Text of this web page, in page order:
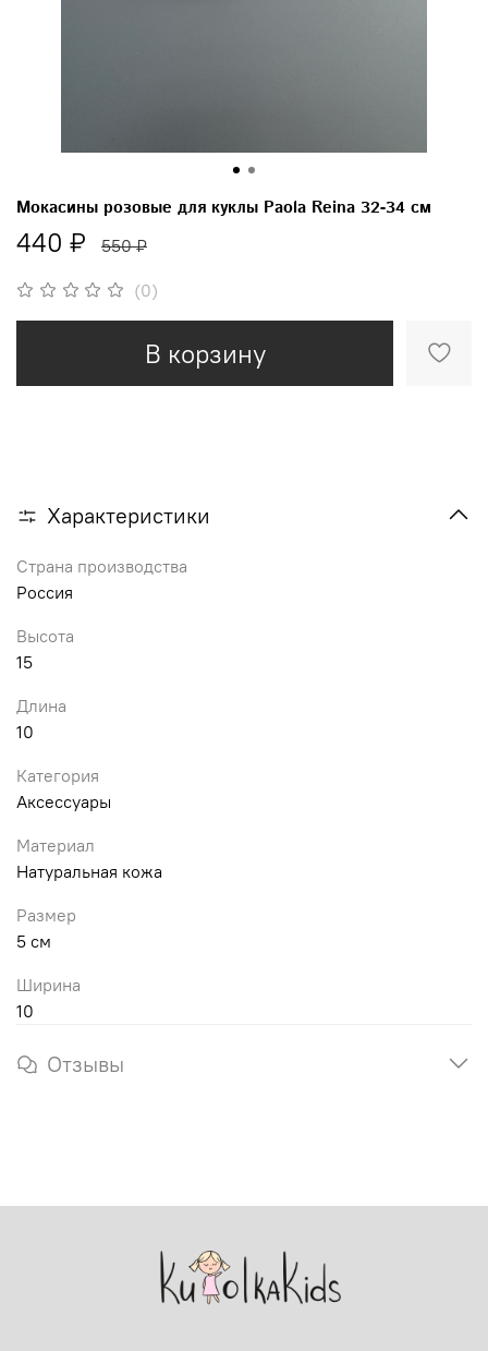
(0)
Мокасины розовые для куклы Paola Reina 32-34 см
440 ₽ 550 ₽
В корзину
Характеристики
Страна производства
Россия
Высота
15
Длина
10
Категория
Аксессуары
Материал
Натуральная кожа
Размер
5 см
Ширина
10
Отзывы